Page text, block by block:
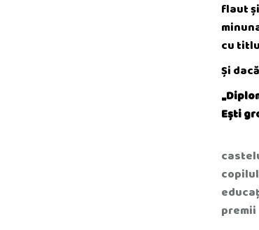
flaut
cu
Și
Ești
premii